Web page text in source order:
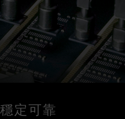
定可靠